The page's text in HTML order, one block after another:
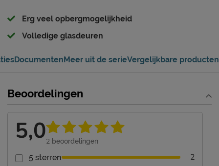
Erg veel opbergmogelijkheid
Volledige glasdeuren
DocumentenMeer uit de serieVergelijkbare producten
Beoordelingen
5,02 beoordelingen
5 sterren 2